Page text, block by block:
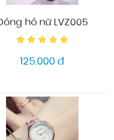
hồ nữ LVZ005
125.000 đ